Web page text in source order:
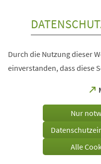
Durch die Nutzung dieser
einverstanden, dass diese
Nur
Alle